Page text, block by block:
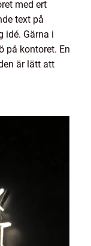
med ert
text på
idé. Gärna i
på kontoret. En
är lätt att